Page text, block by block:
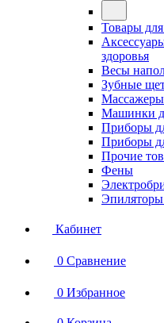
Товары
здоровья
Весы
Зубные
Массажеры
Машинки
Приборы
Приборы
Прочие
Фены
Эпиляторы
Кабинет
0 Сравнение
0 Избранное